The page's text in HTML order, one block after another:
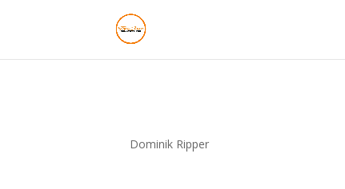
Dominik Ripper